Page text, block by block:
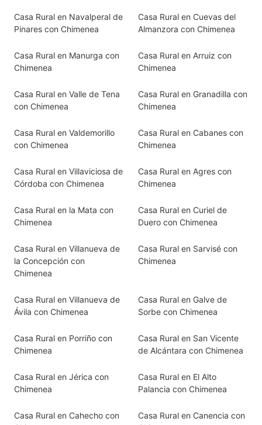
Casa Rural en Navalperal de
Pinares con Chimenea
Casa Rural en Cuevas del
Almanzora con Chimenea
Casa Rural en Manurga con
Chimenea
Casa Rural en Arruiz con
Chimenea
Casa Rural en Valle de Tena
con Chimenea
Casa Rural en Granadilla con
Chimenea
Casa Rural en Valdemorillo
con Chimenea
Casa Rural en Cabanes con
Chimenea
Casa Rural en Villaviciosa de
Córdoba con Chimenea
Casa Rural en Agres con
Chimenea
Casa Rural en la Mata con
Chimenea
Casa Rural en Curiel de
Duero con Chimenea
Casa Rural en Villanueva de
la Concepción con
Chimenea
Casa Rural en Sarvisé con
Chimenea
Casa Rural en Villanueva de
Ávila con Chimenea
Casa Rural en Galve de
Sorbe con Chimenea
Casa Rural en Porriño con
Chimenea
Casa Rural en San Vicente
de Alcántara con Chimenea
Casa Rural en Jérica con
Chimenea
Casa Rural en El Alto
Palancia con Chimenea
Casa Rural en Cahecho con
Casa Rural en Canencia con